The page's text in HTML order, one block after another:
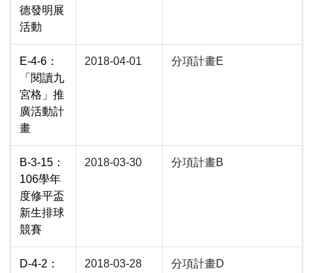
德發明展
活動
E-4-6：
「閱讀九
宮格」推
廣活動計
畫
2018-04-01 分項計畫E
B-3-15：
106學年
度修平盃
新生排球
競賽
2018-03-30 分項計畫B
D-4-2：
2018-03-28 分項計畫D